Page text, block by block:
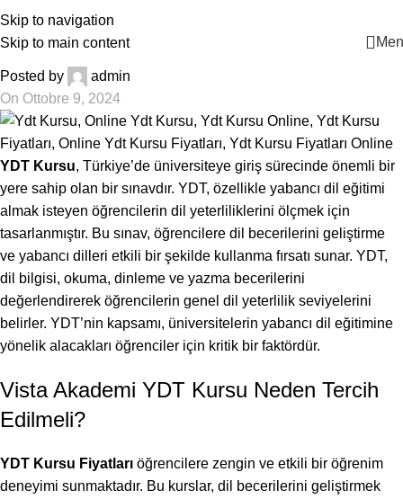
Skip to navigation
Skip to main content
+90 546 902 59 98 | bilgi@vistaakademi.com
BLOG
YDT Kursu
Posted by
admin
On Ottobre 9, 2024
YDT Kursu, Türkiye’de üniversiteye giriş sürecinde önemli bir
yere sahip olan bir sınavdır. YDT, özellikle yabancı dil eğitimi
almak isteyen öğrencilerin dil yeterliliklerini ölçmek için
tasarlanmıştır. Bu sınav, öğrencilere dil becerilerini geliştirme
ve yabancı dilleri etkili bir şekilde kullanma fırsatı sunar. YDT,
dil bilgisi, okuma, dinleme ve yazma becerilerini
değerlendirerek öğrencilerin genel dil yeterlilik seviyelerini
belirler. YDT’nin kapsamı, üniversitelerin yabancı dil eğitimine
yönelik alacakları öğrenciler için kritik bir faktördür.
Vista Akademi YDT Kursu Neden Tercih
Edilmeli?
YDT Kursu Fiyatları öğrencilere zengin ve etkili bir öğrenim
deneyimi sunmaktadır. Bu kurslar, dil becerilerini geliştirmek